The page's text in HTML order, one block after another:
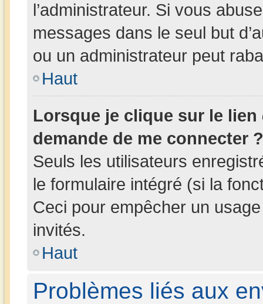
l’administrateur. Si vous
messages dans le seul but
ou un administrateur peut
Haut
Lorsque je clique sur le lien
demande de me connecter ?
Seuls les utilisateurs
le formulaire intégré (si la
Ceci pour empêcher un
invités.
Haut
Problèmes liés aux